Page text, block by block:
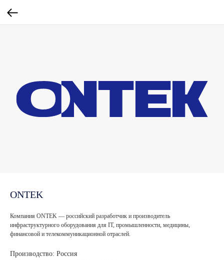
ONTEK
Компания ONTEK — российский разработчик и производитель
инфраструктурного оборудования для IT, промышленности, медицины,
финансовой и телекоммуникационной отраслей.
Производство: Россия